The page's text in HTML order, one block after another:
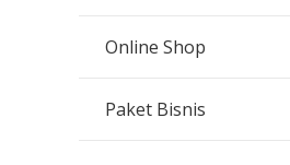
Online Shop
Paket Bisnis